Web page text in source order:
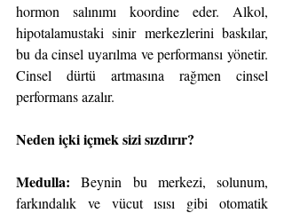
hormon salınımı koordine eder. Alkol,
hipotalamustaki sinir merkezlerini baskılar,
bu da cinsel uyarılma ve performansı yönetir.
Cinsel dürtü artmasına rağmen cinsel
performans azalır.
Neden içki içmek sizi sızdırır?
Medulla: Beynin bu merkezi, solunum,
farkındalık ve vücut ısısı gibi otomatik